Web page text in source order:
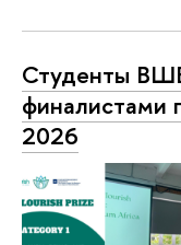
Студенты
финалистами
2026